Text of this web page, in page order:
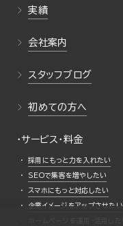
実績
会社案内
スタッフブログ
初めての方へ
・サービス・料金
採用にもっと力を入れたい
SEOで集客を増やしたい
スマホにもっと対応したい
企業イメージをアップさせたい